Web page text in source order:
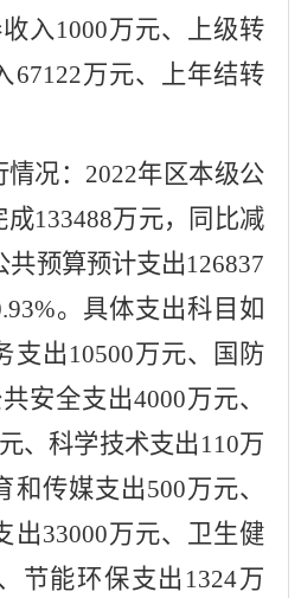
入1000万元、上级转
67122万元、
上年结转
况： 2022年区本级公
成133488万元，同比减
共预算预计支出126837
%。具体支出科目如
支出 10500万元、国防
安全支出4000万元、
、科学技术支出 110万
和传媒支出500万元、
出33000万元、卫生健
节能环保支出 1324万